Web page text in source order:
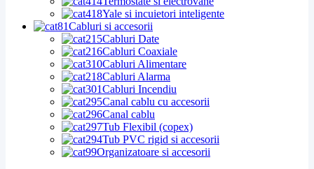
Yale si incuietori inteligente
Cabluri si accesorii
Cabluri Date
Cabluri Coaxiale
Cabluri Alimentare
Cabluri Alarma
Cabluri Incendiu
Canal cablu cu accesorii
Canal cablu
Tub Flexibil (copex)
Tub PVC rigid si accesorii
Organizatoare si accesorii